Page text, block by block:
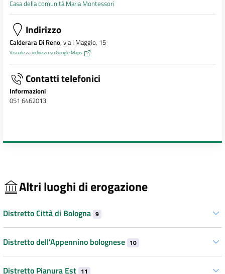
Casa della comunità Maria Montessori
Indirizzo
Calderara Di Reno, via I Maggio, 15
Visualizza indirizzo su Google Maps
Contatti telefonici
Informazioni
051 6462013
Altri luoghi di erogazione
Distretto Città di Bologna 9
Distretto dell’Appennino bolognese 10
Distretto Pianura Est 11